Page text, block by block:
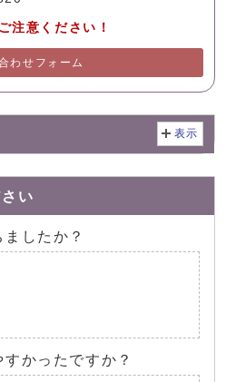
注意ください！
わせフォーム
表示
い
したか？
かったですか？